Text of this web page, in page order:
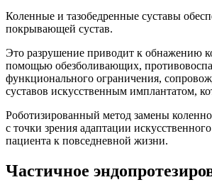
Коленные и тазобедренные суставы
покрывающей сустав.
Это разрушение приводит к обнажению
помощью обезболивающих,
функционального ограничения,
суставов искусственным имплантатом,
Роботизированный метод замены
с точки зрения адаптации
пациента к повседневной жизни.
Частичное